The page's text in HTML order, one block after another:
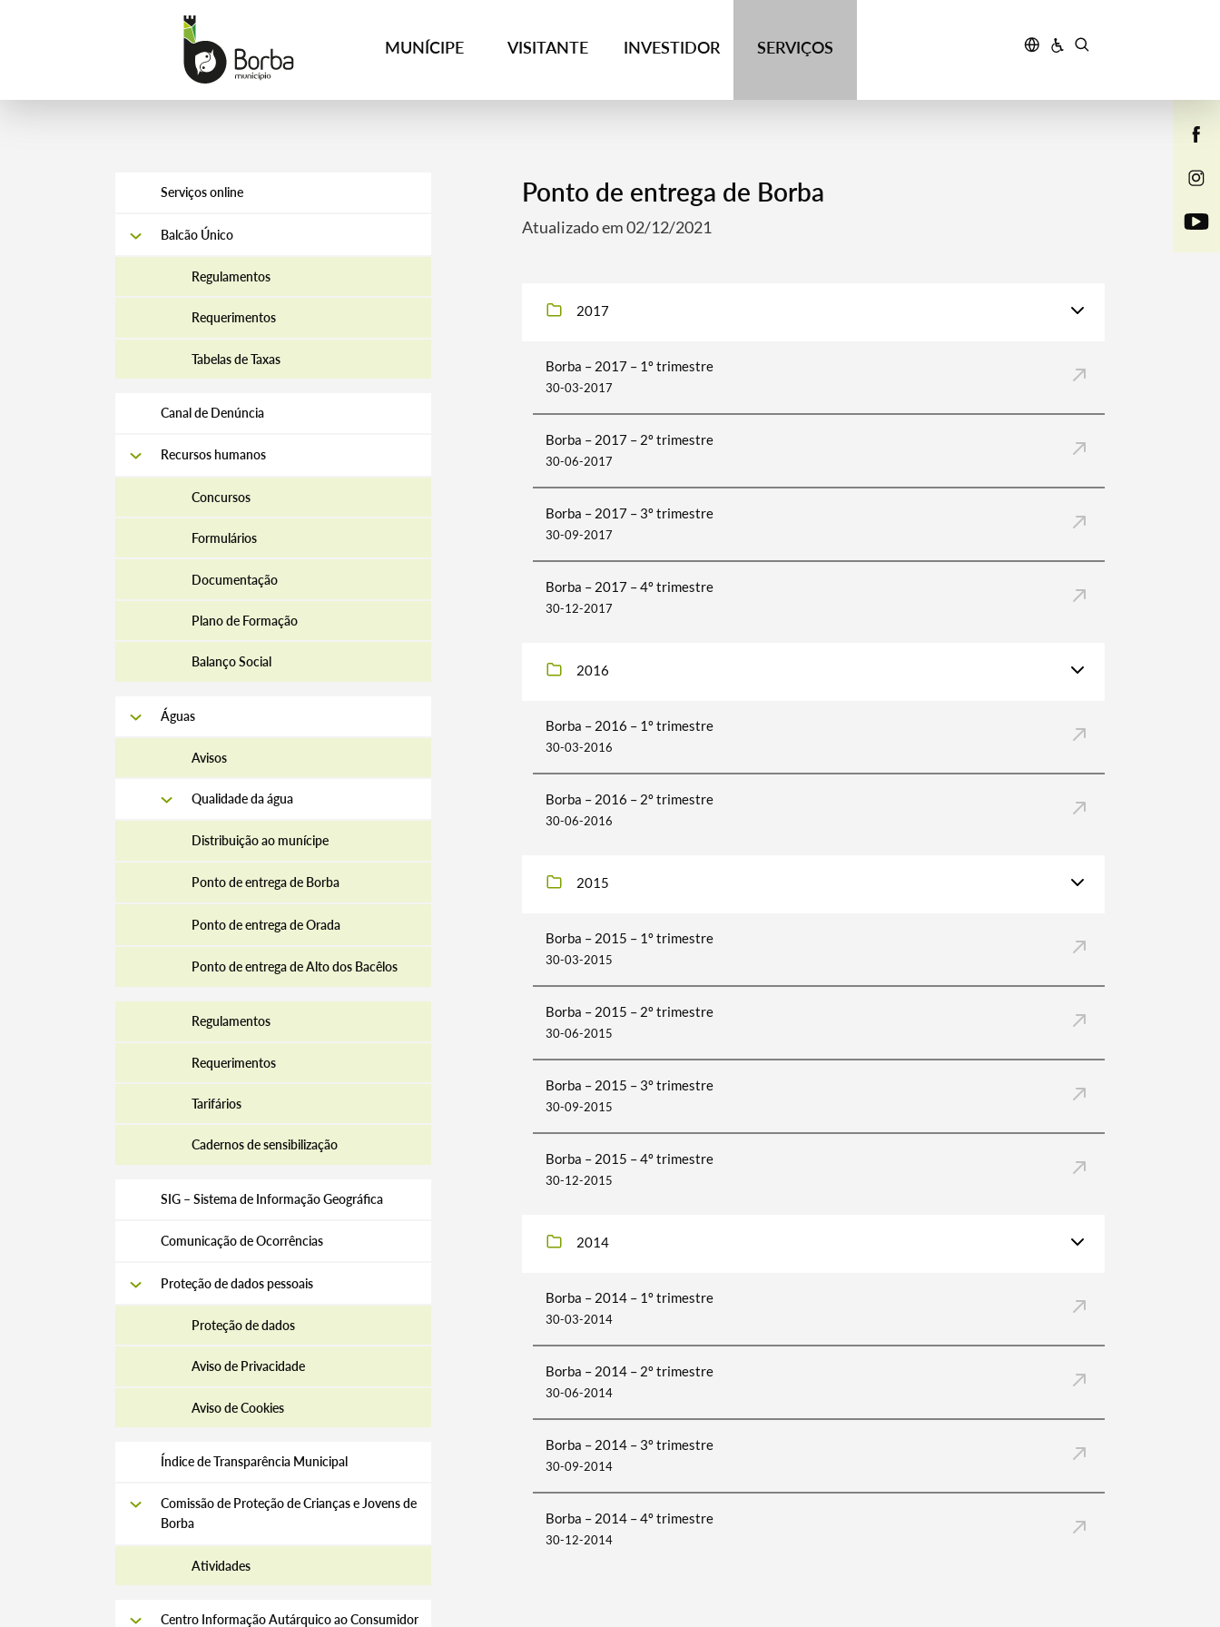
MUNÍCIPE VISITANTE INVESTIDOR SERVIÇOS
Termo de Pesquisa
Categorias gerais
Filtros
Serviços online
Balcão Único
Regulamentos
Requerimentos
Tabelas de Taxas
Canal de Denúncia
Recursos humanos
Concursos
Formulários
Documentação
Plano de Formação
Balanço Social
Águas
Avisos
Qualidade da água
Distribuição ao munícipe
Ponto de entrega de Borba
Ponto de entrega de Orada
Ponto de entrega de Alto dos Bacêlos
Regulamentos
Requerimentos
Tarifários
Cadernos de sensibilização
SIG – Sistema de Informação Geográfica
Comunicação de Ocorrências
Proteção de dados pessoais
Proteção de dados
Aviso de Privacidade
Aviso de Cookies
Índice de Transparência Municipal
Comissão de Proteção de Crianças e Jovens de
Borba
Atividades
Centro Informação Autárquico ao Consumidor
Ponto de entrega de Borba
Atualizado em 02/12/2021
2017
Borba – 2017 – 1º trimestre
30-03-2017
Borba – 2017 – 2º trimestre
30-06-2017
Borba – 2017 – 3º trimestre
30-09-2017
Borba – 2017 – 4º trimestre
30-12-2017
2016
Borba – 2016 – 1º trimestre
30-03-2016
Borba – 2016 – 2º trimestre
30-06-2016
2015
Borba – 2015 – 1º trimestre
30-03-2015
Borba – 2015 – 2º trimestre
30-06-2015
Borba – 2015 – 3º trimestre
30-09-2015
Borba – 2015 – 4º trimestre
30-12-2015
2014
Borba – 2014 – 1º trimestre
30-03-2014
Borba – 2014 – 2º trimestre
30-06-2014
Borba – 2014 – 3º trimestre
30-09-2014
Borba – 2014 – 4º trimestre
30-12-2014